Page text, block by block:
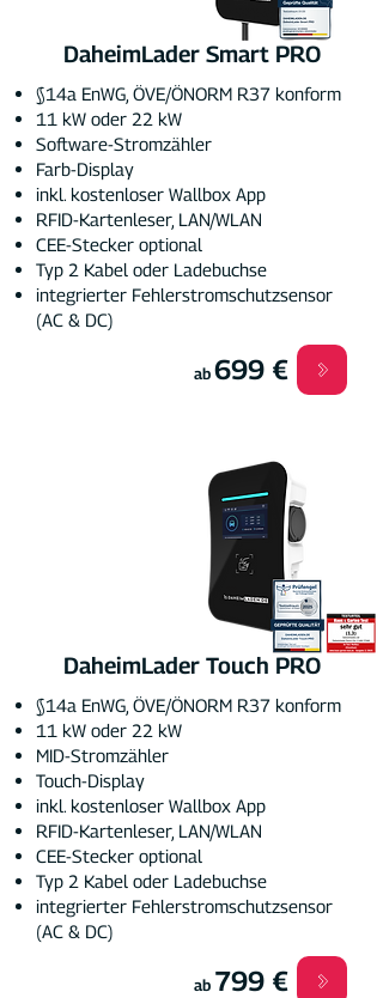
DaheimLader Smart PRO
§14a EnWG, ÖVE/ÖNORM R37 konform
11 kW oder 22 kW
Software-Stromzähler
Farb-Display
inkl. kostenloser Wallbox App
RFID-Kartenleser, LAN/WLAN
CEE-Stecker optional
Typ 2 Kabel oder Ladebuchse
integrierter Fehlerstromschutzsensor
(AC & DC)
ab699 €
DaheimLader Touch PRO
§14a EnWG, ÖVE/ÖNORM R37 konform
11 kW oder 22 kW
MID-Stromzähler
Touch-Display
inkl. kostenloser Wallbox App
RFID-Kartenleser, LAN/WLAN
CEE-Stecker optional
Typ 2 Kabel oder Ladebuchse
integrierter Fehlerstromschutzsensor
(AC & DC)
ab 799 €